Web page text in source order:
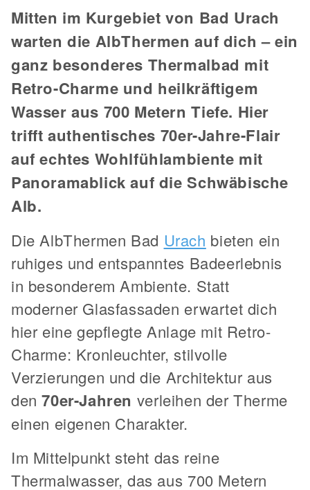
Mitten im Kurgebiet von Bad Urach
warten die AlbThermen auf dich – ein
ganz besonderes Thermalbad mit
Retro-Charme und heilkräftigem
Wasser aus 700 Metern Tiefe. Hier
trifft authentisches 70er-Jahre-Flair
auf echtes Wohlfühlambiente mit
Panoramablick auf die Schwäbische
Alb.
Die AlbThermen Bad Urach bieten ein
ruhiges und entspanntes Badeerlebnis
in besonderem Ambiente. Statt
moderner Glasfassaden erwartet dich
hier eine gepflegte Anlage mit Retro-
Charme: Kronleuchter, stilvolle
Verzierungen und die Architektur aus
den70er-Jahren verleihen der Therme
einen eigenen Charakter.
Im Mittelpunkt steht das reine
Thermalwasser, das aus 700 Metern